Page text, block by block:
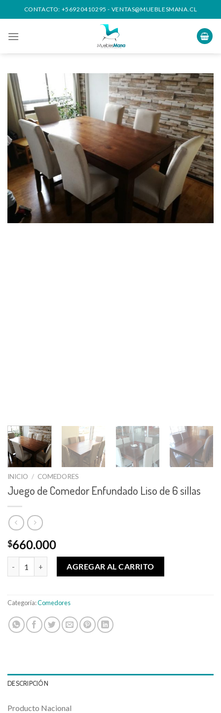
to
CONTACTO: +56920410295 - VENTAS@MUEBLESMANA.CL
INICIO / COMEDORES
Juego de Comedor Enfundado Liso de 6 sillas
$660.000
AGREGAR AL CARRITO
Categoría:Comedores
DESCRIPCIÓN
Producto Nacional